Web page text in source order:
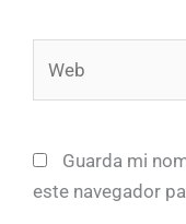
Guarda mi
este navegador